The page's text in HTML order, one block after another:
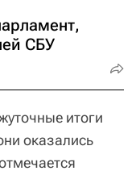
СБУ
итоги
оказались